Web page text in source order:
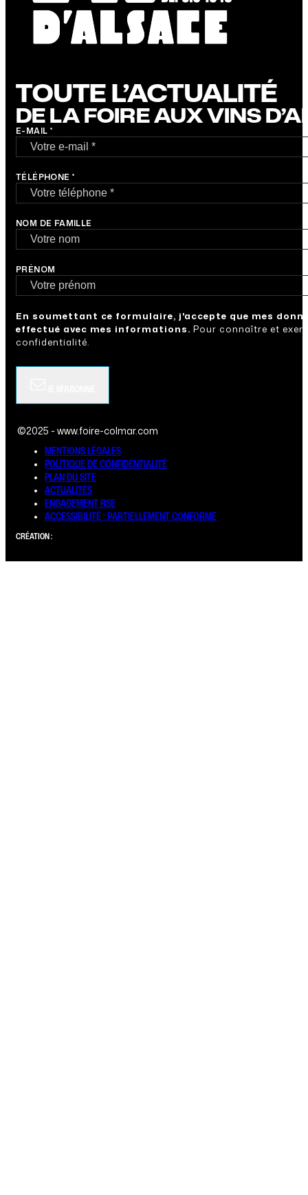
TOUTE L’ACTUALITÉ
DE LA FOIRE AUX VINS
E-MAIL *
TÉLÉPHONE *
NOM DE FAMILLE
PRÉNOM
En soumettant ce formulaire, j'accepte que mes
effectué avec mes informations. Pour connaître et
confidentialité.
©2025 - www.foire-colmar.com
MENTIONS LÉGALES
POLITIQUE DE CONFIDENTIALITÉ
PLAN DU SITE
ACTUALITÉS
ENGAGEMENT RSE
ACCESSIBILITÉ : PARTIELLEMENT CONFORME
CRÉATION :